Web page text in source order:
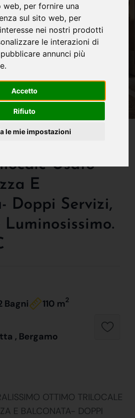
web, per fornire una
sul sito web, per
nei nostri prodotti
le interazioni di
annunci più
.
Accetto
Rifiuto
le mie impostazioni
Usato
E
Doppi Servizi,
Luminosissimo.
Bagni 110 m2
, Bergamo
OTTIMO TRILOCALE
E BALCONATA- DOPPI